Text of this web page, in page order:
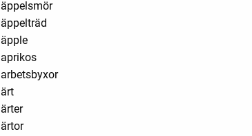
äppelsmör
äppelträd
äpple
aprikos
arbetsbyxor
ärt
ärter
ärtor